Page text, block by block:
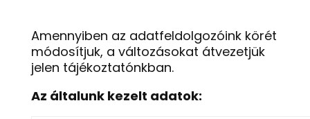
Amennyiben az adatfeldolgozóink körét
módosítjuk, a változásokat átvezetjük
jelen tájékoztatónkban.
Az általunk kezelt adatok: